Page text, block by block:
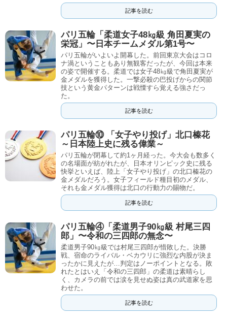
記事を読む
パリ五輪「柔道女子48㎏級 角田夏実の
栄冠」〜日本チームメダル第1号〜
パリ五輪がいよいよ開幕した。前回東京大会はコロ
ナ渦ということもあり無観客だったが、今回は本来
の姿で開催する。柔道では女子48㎏級で角田夏実が
金メダルを獲得した。一撃必殺の巴投げからの関節
技という黄金パターンは戦慄すら覚える強さだっ
た。
記事を読む
パリ五輪⑩ 「女子やり投げ」北口榛花
～日本陸上史に残る偉業～
パリ五輪が閉幕して約1ヶ月経った。今大会も数多く
の名場面が紡がれたが、日本オリンピック史に残る
快挙といえば、陸上「女子やり投げ」の北口榛花の
金メダルだろう。女子フィールド種目初のメダル、
それも金メダル獲得は北口の行動力の賜物だ。
記事を読む
パリ五輪④「柔道男子90㎏級 村尾三四
郎」〜令和の三四郎の無念〜
柔道男子90㎏級では村尾三四郎が惜敗した。決勝
戦、宿命のライバル・ベカウリに強烈な内股が決ま
ったかに見えたが…判定はノーポイントとなる。敗
れたとはいえ「令和の三四郎」の柔道は素晴らし
く、カメラの前では涙を見せぬ姿は真の武道家を思
わせた。
記事を読む